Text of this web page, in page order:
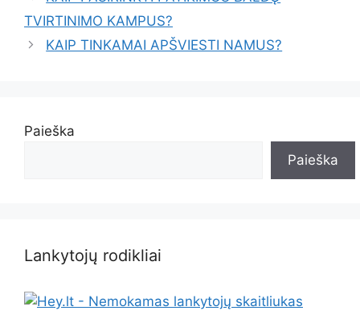
TVIRTINIMO KAMPUS?
KAIP TINKAMAI APŠVIESTI NAMUS?
Paieška
Paieška
Lankytojų rodikliai